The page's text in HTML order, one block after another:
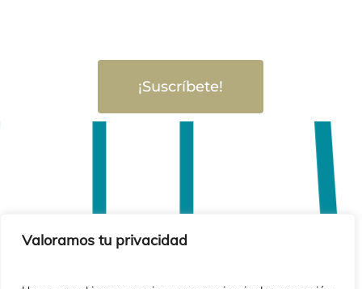
Valoramos tu privacidad
¡Suscríbete!